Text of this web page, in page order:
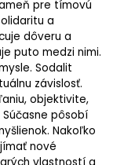
pre tímovú
a
dôveru a
puto medzi nimi.
Sodalit
závislosť.
objektivite,
pôsobí
Nakoľko
nové